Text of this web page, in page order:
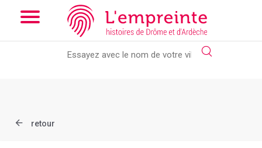
Array ( [slug] => document [ref] => B263626101_CP1298 )
Add the new slick-theme.css if you want the default styling
retour